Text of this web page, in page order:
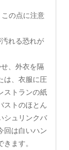
の点に注意
れる恐れが
、外衣を隔
は、衣服に圧
ストランの紙
ストのほとん
シュリンクバ
回は白いハン
ます。